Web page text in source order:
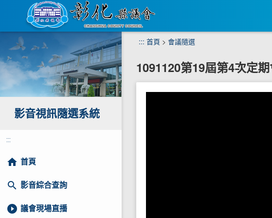
主
要
容
區
影音視訊隨選系統
:::
home 首頁
search 影音綜合查詢
play_circle_filled 議會現場直播
::: 首頁 > 會議隨選
1091120第19屆第4次定